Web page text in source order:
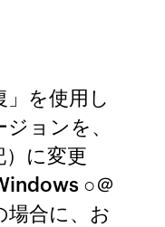
を使用し
ョンを、
に変更
○＠
場合に、お